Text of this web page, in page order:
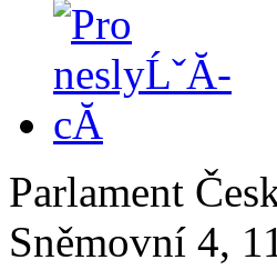
Parlament
Sněmovní 4,